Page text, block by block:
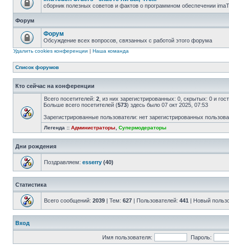
сборник полезных советов и фактов о программном обеспечении
Форум
Форум
Обсуждение всех вопросов, связанных с работой этого форума
Удалить cookies конференции | Наша команда
Список форумов
Кто сейчас на конференции
Всего посетителей: 2 , из них зарегистрированных: 0, скрытых: 0 и
Больше всего посетителей (573) здесь было 07 окт 2025, 07:53
Зарегистрированные пользователи: нет зарегистрированных
Легенда :: Администраторы Супермодераторы
Дни рождения
Поздравляем: esserry (40)
Статистика
Всего сообщений: 2039 | Тем: 627 | Пользователей: 441 | Новый
Вход
Имя пользователя: Пароль: